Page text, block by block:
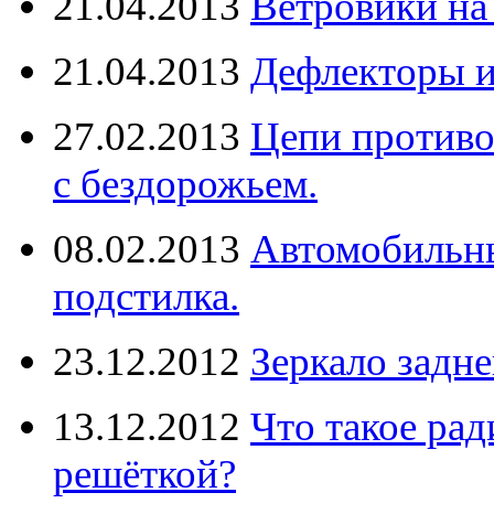
21.04.2013 Дефлекторы
27.02.2013 Цепи
с бездорожьем.
08.02.2013
подстилка.
23.12.2012 Зеркало
13.12.2012 Что такое
решёткой?